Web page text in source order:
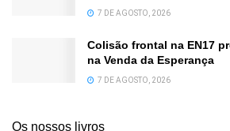
7 DE AGOSTO, 2026
Colisão frontal na EN17
na Venda da Esperança
7 DE AGOSTO, 2026
Os nossos livros